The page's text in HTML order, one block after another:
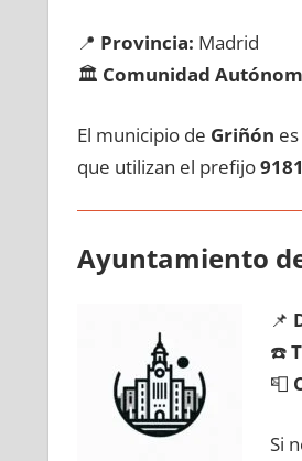
📍 Provincia: Madrid
🏛️ Comunidad
El municipio dе Griñón
quе utilizan el prefijo
Ayuntamiento
📌
☎️
📮
Si